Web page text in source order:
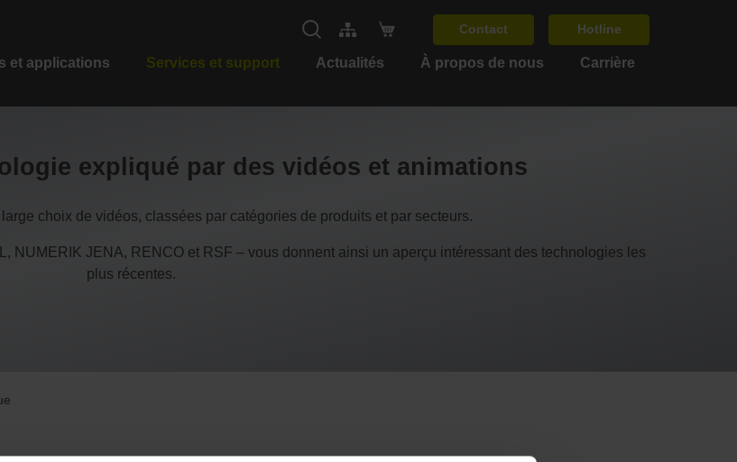
Contact Hotline
et applications Services et support Actualités À propos de nous Carrière
expliqué par des vidéos et animations
choix de vidéos, classées par catégories de produits et par secteurs.
NUMERIK JENA, RENCO et RSF – vous donnent ainsi un aperçu intéressant des technologies les
plus récentes.